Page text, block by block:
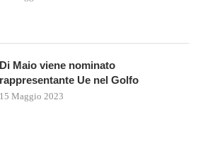
Di Maio viene nominato
rappresentante Ue nel Golfo
15 Maggio 2023